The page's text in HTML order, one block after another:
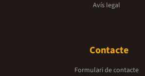
Avís legal
Contacte
Formulari de contacte